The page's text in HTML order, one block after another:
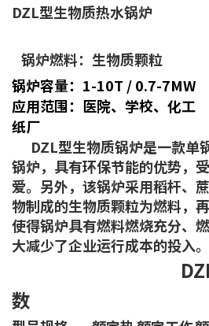
DZL型生物质热水锅炉
锅炉燃料：生物质颗粒
锅炉容量：1-10T / 0.7-7MW
应用范围：医院、学校、化工
纸厂
DZL型生物质锅炉是一款单
锅炉，具有环保节能的优势，
爱。另外，该锅炉采用稻杆、
物制成的生物质颗粒为燃料，
使得锅炉具有燃料燃烧充分、
大减少了企业运行成本的投入。
DZL型生
数